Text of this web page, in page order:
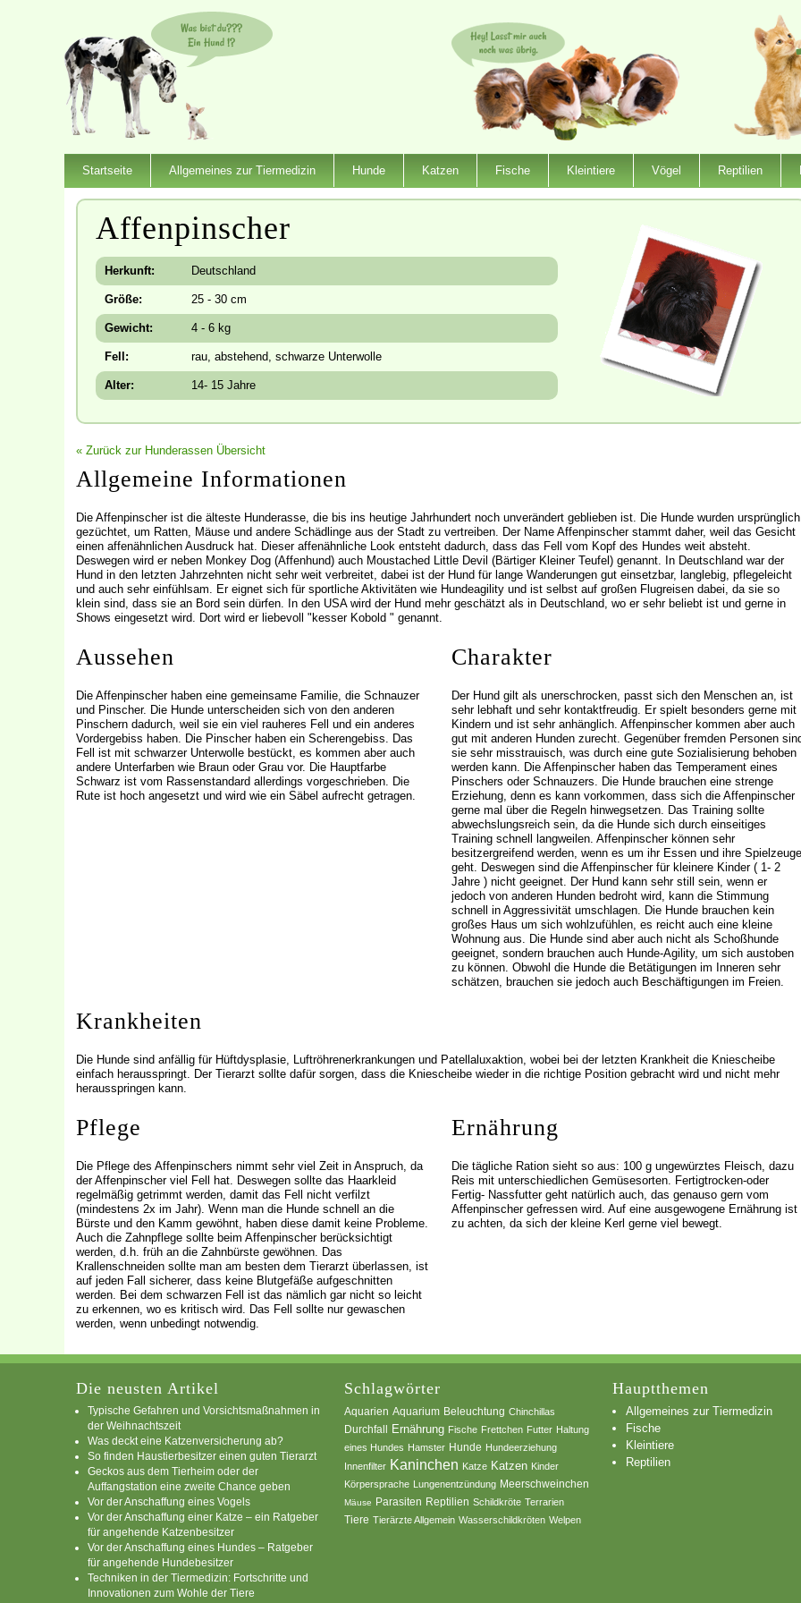
Startseite Allgemeines zur Tiermedizin Hunde Katzen Fische Kleintiere Vögel Reptilien
Affenpinscher
Herkunft: Deutschland
Größe: 25 - 30 cm
Gewicht: 4 - 6 kg
Fell: rau, abstehend, schwarze Unterwolle
Alter: 14- 15 Jahre
« Zurück zur Hunderassen Übersicht
Allgemeine Informationen
Die Affenpinscher ist die älteste Hunderasse, die bis ins heutige Jahrhundert noch unverändert geblieben ist. Die Hunde wurden ursprünglich
gezüchtet, um Ratten, Mäuse und andere Schädlinge aus der Stadt zu vertreiben. Der Name Affenpinscher stammt daher, weil das Gesicht
einen affenähnlichen Ausdruck hat. Dieser affenähnliche Look entsteht dadurch, dass das Fell vom Kopf des Hundes weit absteht.
Deswegen wird er neben Monkey Dog (Affenhund) auch Moustached Little Devil (Bärtiger Kleiner Teufel) genannt. In Deutschland war der
Hund in den letzten Jahrzehnten nicht sehr weit verbreitet, dabei ist der Hund für lange Wanderungen gut einsetzbar, langlebig, pflegeleicht
und auch sehr einfühlsam. Er eignet sich für sportliche Aktivitäten wie Hundeagility und ist selbst auf großen Flugreisen dabei, da sie so
klein sind, dass sie an Bord sein dürfen. In den USA wird der Hund mehr geschätzt als in Deutschland, wo er sehr beliebt ist und gerne in
Shows eingesetzt wird. Dort wird er liebevoll "kesser Kobold " genannt.
Aussehen
Die Affenpinscher haben eine gemeinsame Familie, die Schnauzer
und Pinscher. Die Hunde unterscheiden sich von den anderen
Pinschern dadurch, weil sie ein viel rauheres Fell und ein anderes
Vordergebiss haben. Die Pinscher haben ein Scherengebiss. Das
Fell ist mit schwarzer Unterwolle bestückt, es kommen aber auch
andere Unterfarben wie Braun oder Grau vor. Die Hauptfarbe
Schwarz ist vom Rassenstandard allerdings vorgeschrieben. Die
Rute ist hoch angesetzt und wird wie ein Säbel aufrecht getragen.
Charakter
Der Hund gilt als unerschrocken, passt sich den Menschen an, ist
sehr lebhaft und sehr kontaktfreudig. Er spielt besonders gerne mit
Kindern und ist sehr anhänglich. Affenpinscher kommen aber auch
gut mit anderen Hunden zurecht. Gegenüber fremden Personen
sie sehr misstrauisch, was durch eine gute Sozialisierung behoben
werden kann. Die Affenpinscher haben das Temperament eines
Pinschers oder Schnauzers. Die Hunde brauchen eine strenge
Erziehung, denn es kann vorkommen, dass sich die Affenpinscher
gerne mal über die Regeln hinwegsetzen. Das Training sollte
abwechslungsreich sein, da die Hunde sich durch einseitiges
Training schnell langweilen. Affenpinscher können sehr
besitzergreifend werden, wenn es um ihr Essen und ihre Spielzeuge
geht. Deswegen sind die Affenpinscher für kleinere Kinder ( 1- 2
Jahre ) nicht geeignet. Der Hund kann sehr still sein, wenn er
jedoch von anderen Hunden bedroht wird, kann die Stimmung
schnell in Aggressivität umschlagen. Die Hunde brauchen kein
großes Haus um sich wohlzufühlen, es reicht auch eine kleine
Wohnung aus. Die Hunde sind aber auch nicht als Schoßhunde
geeignet, sondern brauchen auch Hunde-Agility, um sich austoben
zu können. Obwohl die Hunde die Betätigungen im Inneren sehr
schätzen, brauchen sie jedoch auch Beschäftigungen im Freien.
Krankheiten
Die Hunde sind anfällig für Hüftdysplasie, Luftröhrenerkrankungen und Patellaluxaktion, wobei bei der letzten Krankheit die Kniescheibe
einfach herausspringt. Der Tierarzt sollte dafür sorgen, dass die Kniescheibe wieder in die richtige Position gebracht wird und nicht mehr
herausspringen kann.
Pflege
Die Pflege des Affenpinschers nimmt sehr viel Zeit in Anspruch, da
der Affenpinscher viel Fell hat. Deswegen sollte das Haarkleid
regelmäßig getrimmt werden, damit das Fell nicht verfilzt
(mindestens 2x im Jahr). Wenn man die Hunde schnell an die
Bürste und den Kamm gewöhnt, haben diese damit keine Probleme.
Auch die Zahnpflege sollte beim Affenpinscher berücksichtigt
werden, d.h. früh an die Zahnbürste gewöhnen. Das
Krallenschneiden sollte man am besten dem Tierarzt überlassen, ist
auf jeden Fall sicherer, dass keine Blutgefäße aufgeschnitten
werden. Bei dem schwarzen Fell ist das nämlich gar nicht so leicht
zu erkennen, wo es kritisch wird. Das Fell sollte nur gewaschen
werden, wenn unbedingt notwendig.
Ernährung
Die tägliche Ration sieht so aus: 100 g ungewürztes Fleisch, dazu
Reis mit unterschiedlichen Gemüsesorten. Fertigtrocken-oder
Fertig- Nassfutter geht natürlich auch, das genauso gern vom
Affenpinscher gefressen wird. Auf eine ausgewogene Ernährung ist
zu achten, da sich der kleine Kerl gerne viel bewegt.
Die neusten Artikel
Typische Gefahren und Vorsichtsmaßnahmen in
der Weihnachtszeit
Was deckt eine Katzenversicherung ab?
So finden Haustierbesitzer einen guten Tierarzt
Geckos aus dem Tierheim oder der
Auffangstation eine zweite Chance geben
Vor der Anschaffung eines Vogels
Vor der Anschaffung einer Katze – ein Ratgeber
für angehende Katzenbesitzer
Vor der Anschaffung eines Hundes – Ratgeber
für angehende Hundebesitzer
Techniken in der Tiermedizin: Fortschritte und
Innovationen zum Wohle der Tiere
Schlagwörter
Aquarien Aquarium Beleuchtung Chinchillas
Durchfall Ernährung Fische Frettchen Futter Haltung
eines Hundes Hamster Hunde Hundeerziehung
Innenfilter Kaninchen Katze Katzen Kinder
Körpersprache Lungenentzündung Meerschweinchen
Mäuse Parasiten Reptilien Schildkröte Terrarien
Tiere Tierärzte Allgemein Wasserschildkröten Welpen
Hauptthemen
Allgemeines zur Tiermedizin
Fische
Kleintiere
Reptilien